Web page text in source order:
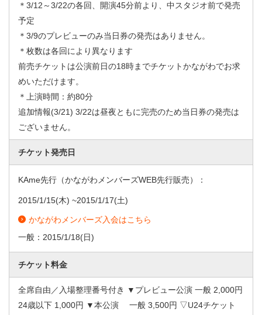
＊3/12～3/22の各回、開演45分前より、中スタジオ前で発売
予定
＊3/9のプレビューのみ当日券の発売はありません。
＊枚数は各回により異なります
前売チケットは公演前日の18時までチケットかながわでお求
めいただけます。
＊上演時間：約80分
追加情報(3/21) 3/22は昼夜ともに完売のため当日券の発売は
ございません。
チケット発売日
KAme先行（かながわメンバーズWEB先行販売）：
2015/1/15(木) ~2015/1/17(土)
かながわメンバーズ入会はこちら
一般： 2015/1/18(日)
チケット料金
全席自由／入場整理番号付き ▼プレビュー公演 一般 2,000円
24歳以下 1,000円 ▼本公演 一般 3,500円 ▽U24チケット